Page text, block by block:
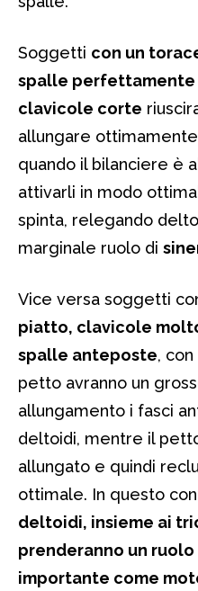
Soggetti con un
spalle
clavicole corte
allungare
quando il bilanciere è
attivarli in modo
spinta, relegando
marginale ruolo di
Vice versa soggetti
piatto, clavicole
spalle anteposte,
petto avranno un
allungamento i fasci
deltoidi, mentre il
allungato e quindi
ottimale. In questo
deltoidi, insieme ai
prenderanno un ruolo
importante come